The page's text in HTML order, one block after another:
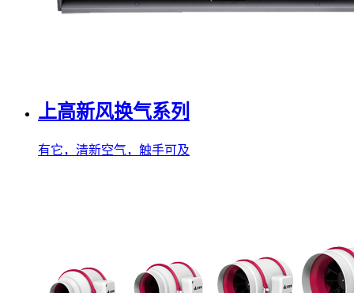
上高新风换气系列
有它，清新空气，触手可及